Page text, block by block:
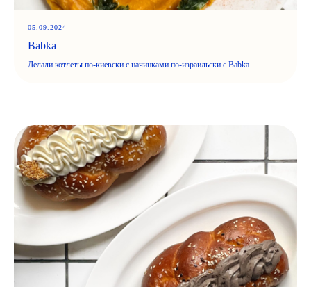
05.09.2024
Babka
Делали котлеты по-киевски с начинками по-израильски с Babka.